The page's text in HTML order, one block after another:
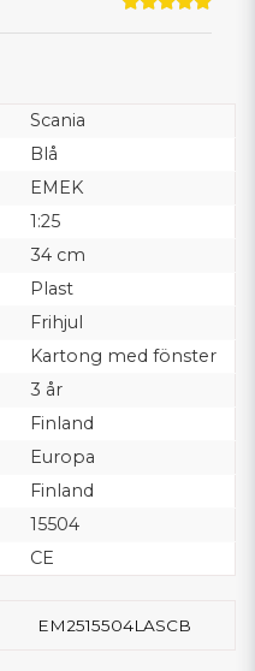
Scania
Blå
EMEK
1:25
34 cm
Plast
Frihjul
Kartong med fönster
3 år
Finland
Europa
Finland
15504
CE
EM2515504LASCB